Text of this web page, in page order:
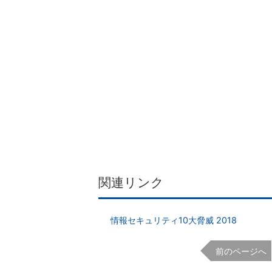
関連リンク
情報セキュリティ10大脅威 2018
前のページへ